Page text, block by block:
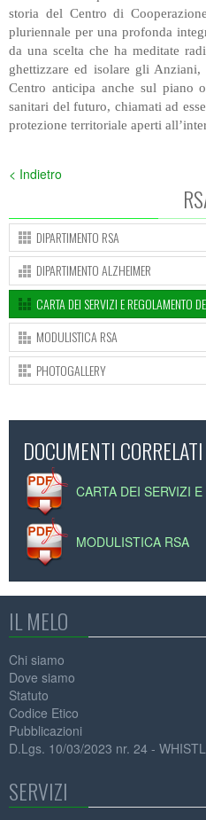
storia del Centro di
pluriennale per una profonda
da una scelta che ha meditate
ghettizzare ed isolare gli
Centro anticipa anche sul piano
sanitari del futuro, chiamati ad
protezione territoriale aperti
< Indietro
DIPARTIMENTO RSA
DIPARTIMENTO ALZHEIMER
CARTA DEI SERVIZI E REGOLAMENTO
MODULISTICA RSA
PHOTOGALLERY
DOCUMENTI CORRELATI
CARTA DEI SERVIZI
MODULISTICA RSA
IL MELO
Chi siamo
Dove siamo
Statuto
Codice Etico
Pubblicazioni
D.Lgs. 10/03/2023 nr. 24 -
SERVIZI
DIPARTIMENTO
UFFICIO DEL
PEC POSTA
CARTA E
MODULISTICA RSA
PHOTOGALLERY
CARTA DEI SERVIZI DEL
INTEGRATO PROTETTO
MODULISTICA CENTRI
PHOTOGALLERY
CARTA E
LABORATORI
SUCCEDE AL PLANET
NOLEGGIO SALE
ACCREDITAMENTO
CERTIFICAZIONE ISO